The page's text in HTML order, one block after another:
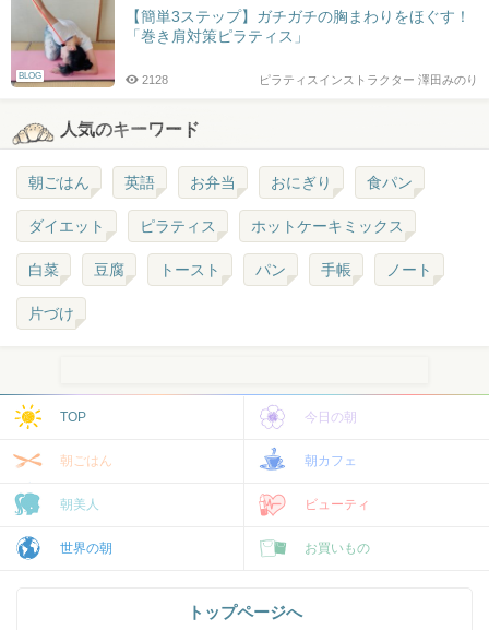
BLOG
【簡単3ステップ】ガチガチの胸まわりをほぐす！
「巻き肩対策ピラティス」
ピラティスインストラクター 澤田みのり
2128
人気のキーワード
朝ごはん 英語 お弁当 おにぎり 食パン
ダイエット ピラティス ホットケーキミックス
白菜 豆腐 トースト パン 手帳 ノート
片づけ
TOP 今日の朝
朝ごはん 朝カフェ
朝美人 ビューティ
世界の朝 お買いもの
トップページへ